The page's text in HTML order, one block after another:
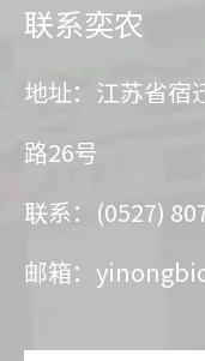
联系奕农
地址：江苏省宿
路26号
联系：(0527)
邮箱：